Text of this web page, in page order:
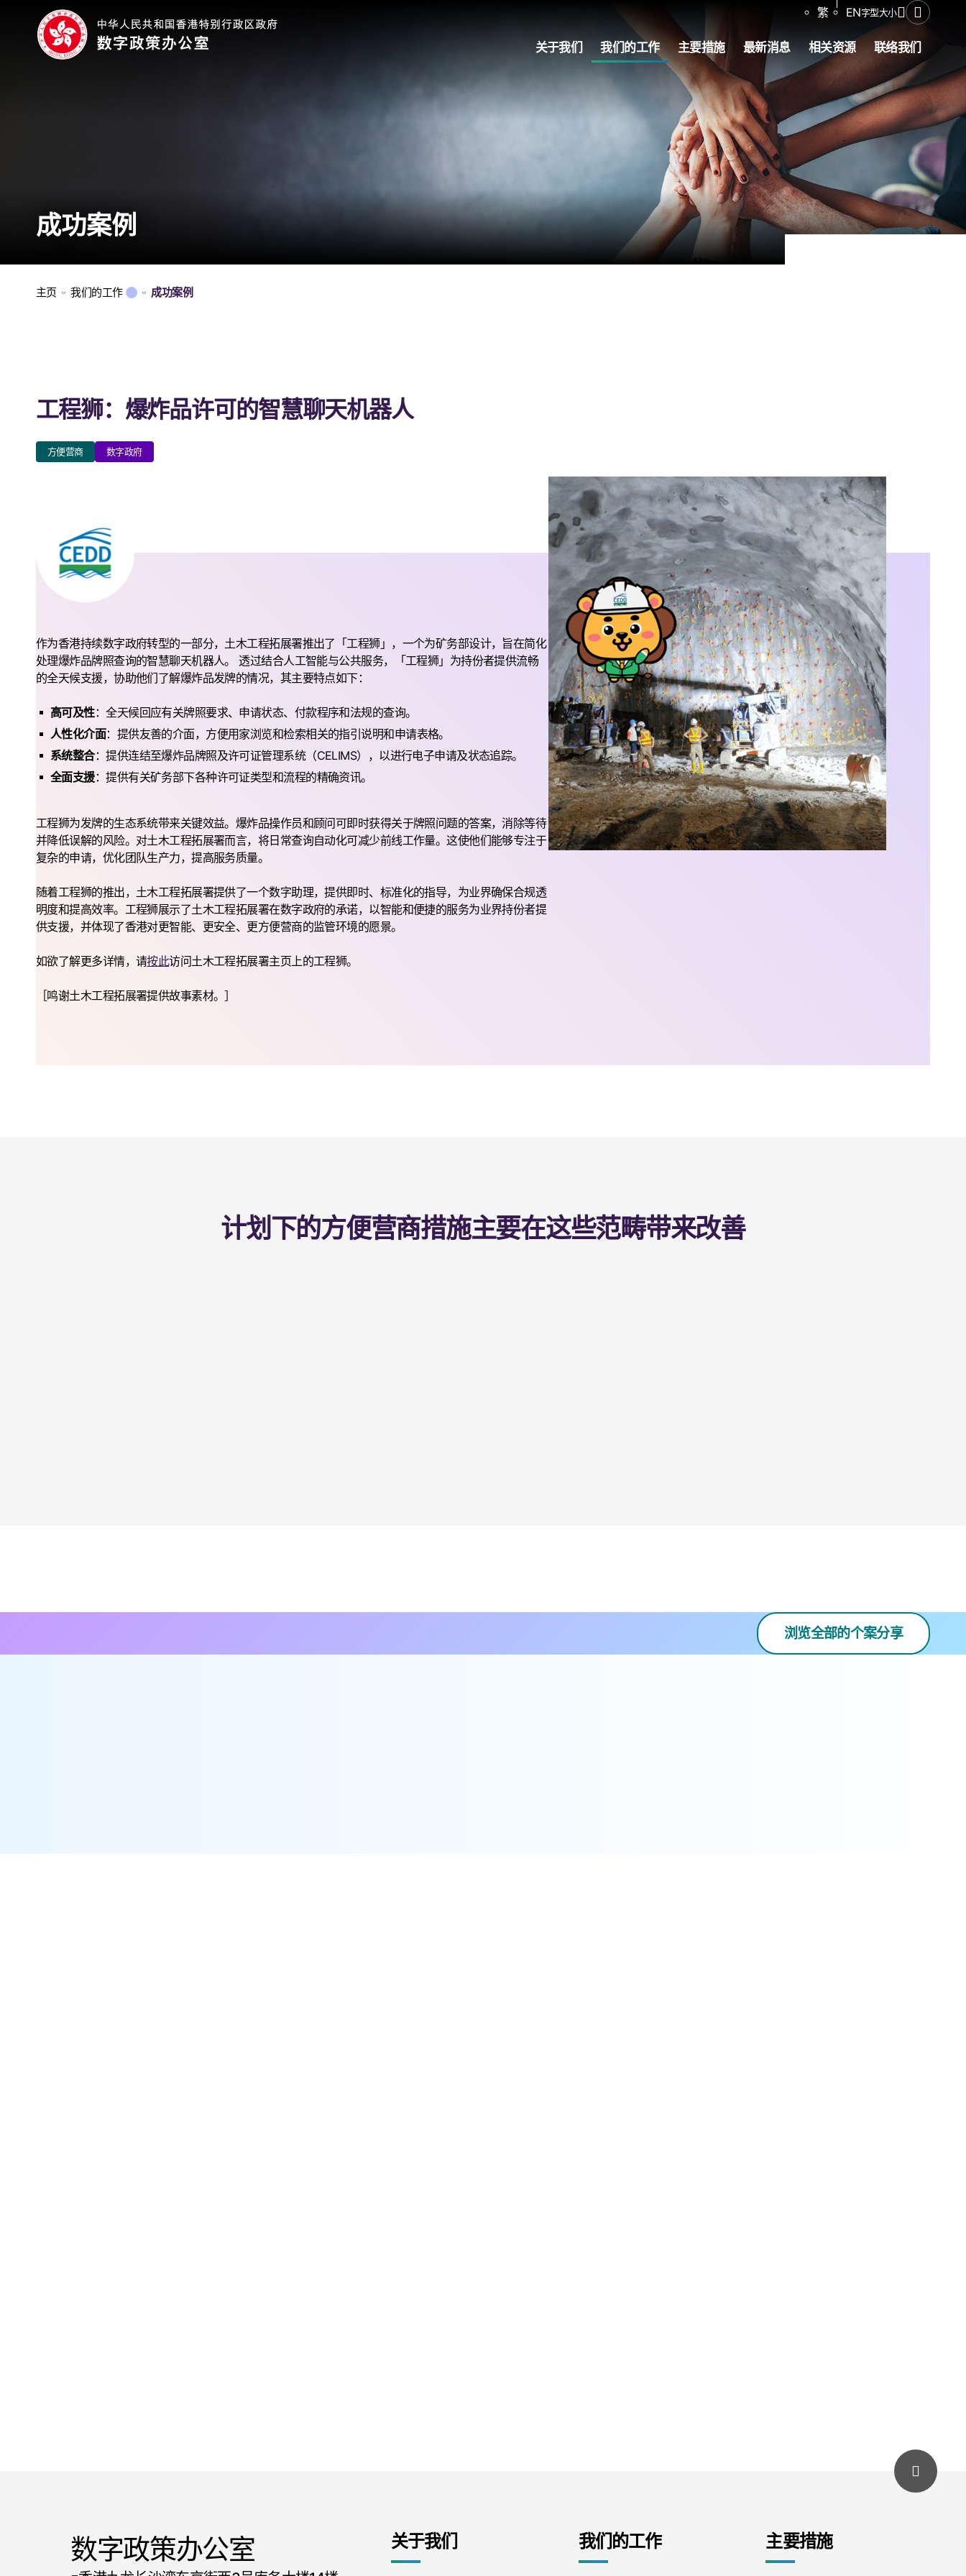
繁 EN字型大小分享打开搜寻
关于我们 我们的工作 主要措施 最新消息 相关资源 联络我们
成功案例
主页 我们的工作 成功案例
工程狮：爆炸品许可的智慧聊天机器人
方便营商 数字政府
作为香港持续数字政府转型的一部分，土木工程拓展署推出了「工程狮」，一个为矿务部设计，旨在简化
处理爆炸品牌照查询的智慧聊天机器人。 透过结合人工智能与公共服务，「工程狮」为持份者提供流畅
的全天候支援，协助他们了解爆炸品发牌的情况，其主要特点如下：
高可及性：全天候回应有关牌照要求、申请状态、付款程序和法规的查询。
人性化介面：提供友善的介面，方便用家浏览和检索相关的指引说明和申请表格。
系统整合：提供连结至爆炸品牌照及许可证管理系统（CELIMS），以进行电子申请及状态追踪。
全面支援：提供有关矿务部下各种许可证类型和流程的精确资讯。
工程狮为发牌的生态系统带来关键效益。爆炸品操作员和顾问可即时获得关于牌照问题的答案，消除等待
并降低误解的风险。对土木工程拓展署而言，将日常查询自动化可减少前线工作量。这使他们能够专注于
复杂的申请，优化团队生产力，提高服务质量。
随着工程狮的推出，土木工程拓展署提供了一个数字助理，提供即时、标准化的指导，为业界确保合规透
明度和提高效率。工程狮展示了土木工程拓展署在数字政府的承诺，以智能和便捷的服务为业界持份者提
供支援，并体现了香港对更智能、更安全、更方便营商的监管环境的愿景。
如欲了解更多详情，请按此访问土木工程拓展署主页上的工程狮。
［鸣谢土木工程拓展署提供故事素材。］
计划下的方便营商措施主要在这些范畴带来改善
浏览全部的个案分享
数字政策办公室 关于我们 我们的工作 主要措施